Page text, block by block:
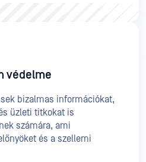
védelme
bizalmas információkat,
üzleti titkokat is
számára, ami
és a szellemi